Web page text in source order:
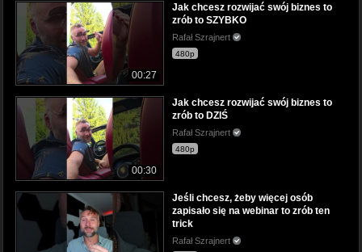
00:27
Jak chcesz rozwijać swój biznes to
zrób to SZYBKO
Rafał Szrajnert
480p
00:30
Jak chcesz rozwijać swój biznes to
zrób to DZIŚ
Rafał Szrajnert
480p
Jeśli chcesz, żeby więcej osób
zapisało się na webinar to zrób ten
trick
Rafał Szrajnert